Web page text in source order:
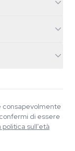
consapevolmente
di essere
politica sull'età